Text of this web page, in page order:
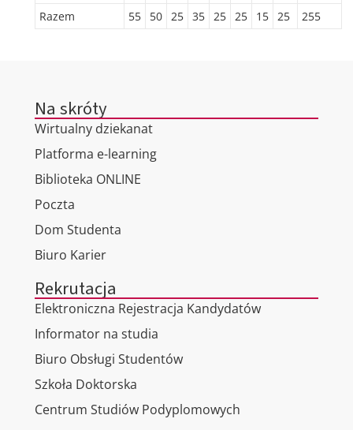
Razem 55 50 25 35 25 25 15 25 255
Na skróty
Wirtualny dziekanat
Platforma e-learning
Biblioteka ONLINE
Poczta
Dom Studenta
Biuro Karier
Rekrutacja
Elektroniczna Rejestracja Kandydatów
Informator na studia
Biuro Obsługi Studentów
Szkoła Doktorska
Centrum Studiów Podyplomowych